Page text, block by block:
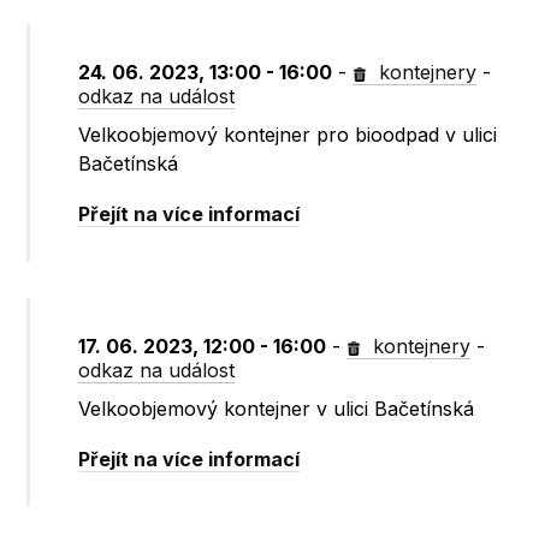
24. 06. 2023, 13:00 - 16:00 - kontejnery -
odkaz na událost
Velkoobjemový kontejner pro bioodpad v ulici
Bačetínská
Přejít na více informací
17. 06. 2023, 12:00 - 16:00 - kontejnery -
odkaz na událost
Velkoobjemový kontejner v ulici Bačetínská
Přejít na více informací